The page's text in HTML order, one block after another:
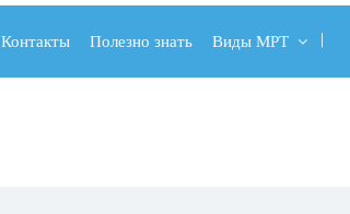
Контакты Полезно знать Виды МРТ